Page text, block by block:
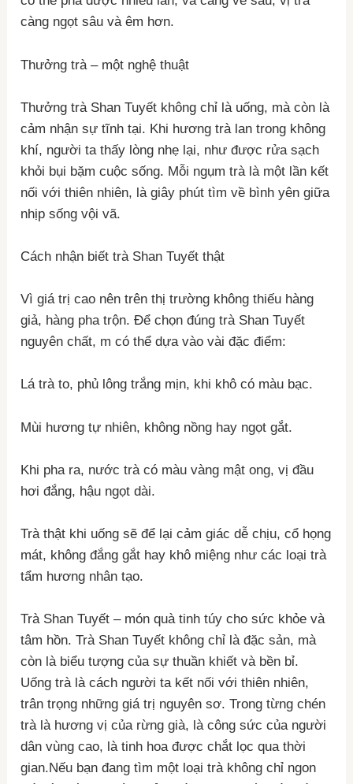
càng ngọt sâu và êm hơn.
Thưởng trà – một nghệ thuật
Thưởng trà Shan Tuyết không chỉ là uống, mà còn là
cảm nhận sự tĩnh tại. Khi hương trà lan trong không
khí, người ta thấy lòng nhẹ lại, như được rửa sạch
khỏi bụi bặm cuộc sống. Mỗi ngụm trà là một lần kết
nối với thiên nhiên, là giây phút tìm về bình yên giữa
nhịp sống vội vã.
Cách nhận biết trà Shan Tuyết thật
Vì giá trị cao nên trên thị trường không thiếu hàng
giả, hàng pha trộn. Để chọn đúng trà Shan Tuyết
nguyên chất, m có thể dựa vào vài đặc điểm:
Lá trà to, phủ lông trắng mịn, khi khô có màu bạc.
Mùi hương tự nhiên, không nồng hay ngọt gắt.
Khi pha ra, nước trà có màu vàng mật ong, vị đầu
hơi đắng, hậu ngọt dài.
Trà thật khi uống sẽ để lại cảm giác dễ chịu, cổ họng
mát, không đắng gắt hay khô miệng như các loại trà
tẩm hương nhân tạo.
Trà Shan Tuyết – món quà tinh túy cho sức khỏe và
tâm hồn. Trà Shan Tuyết không chỉ là đặc sản, mà
còn là biểu tượng của sự thuần khiết và bền bỉ.
Uống trà là cách người ta kết nối với thiên nhiên,
trân trọng những giá trị nguyên sơ. Trong từng chén
trà là hương vị của rừng già, là công sức của người
dân vùng cao, là tinh hoa được chắt lọc qua thời
gian.Nếu bạn đang tìm một loại trà không chỉ ngon